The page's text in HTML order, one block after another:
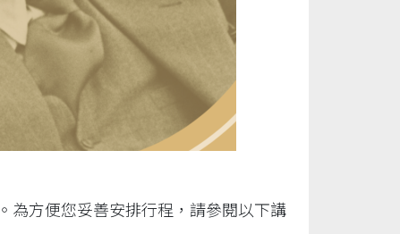
為方便您妥善安排行程，請參閱以下講